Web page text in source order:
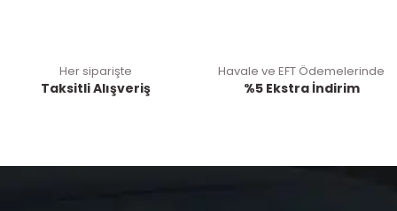
Her siparişte
Taksitli Alışveriş
Havale ve EFT Ödemelerinde
%5 Ekstra İndirim